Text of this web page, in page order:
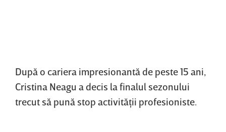
După o cariera impresionantă de peste 15 ani,
Cristina Neagu a decis la finalul sezonului
trecut să pună stop activităţii profesioniste.